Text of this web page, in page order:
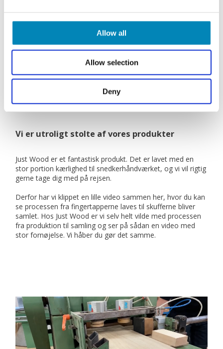
Allow all
Allow selection
Deny
Vi er utroligt stolte af vores produkter
Just Wood er et fantastisk produkt. Det er lavet med en
stor portion kærlighed til snedkerhåndværket, og vi vil rigtig
gerne tage dig med på rejsen.
Derfor har vi klippet en lille video sammen her, hvor du kan
se processen fra fingertapperne laves til skufferne bliver
samlet. Hos Just Wood er vi selv helt vilde med processen
fra produktion til samling og ser på sådan en video med
stor fornøjelse. Vi håber du gør det samme.